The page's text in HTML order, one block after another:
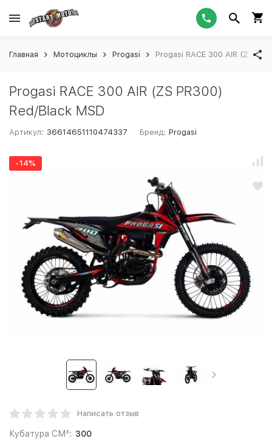
Главная Мотоциклы Progasi Progasi RACE 300 AIR (ZS
Progasi RACE 300 AIR (ZS PR300)
Red/Black MSD
Артикул: 36614651110474337 Бренд: Progasi
-14%
Написать отзыв
Кубатура СМ³: 300